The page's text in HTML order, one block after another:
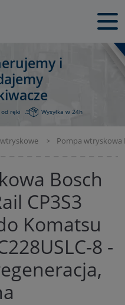
i
ręki Wysyłka w 24h
Pompa wtryskowa
Bosch
CP3S3
Komatsu
8 -